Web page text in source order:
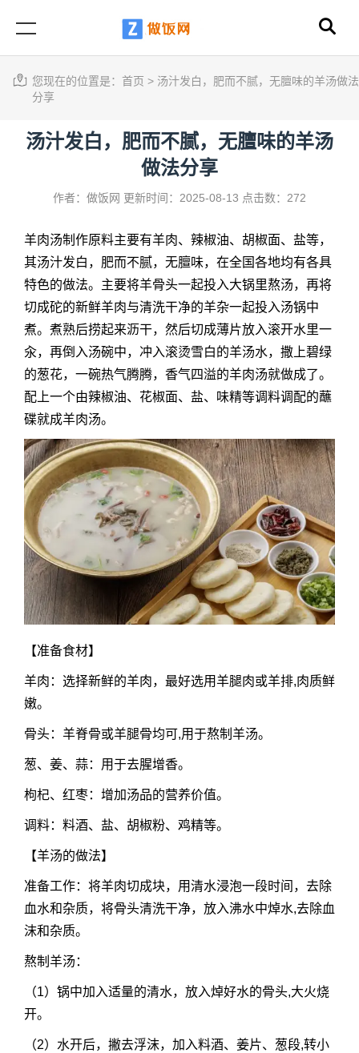
您现在的位置是： 首页 > 汤汁发白，肥而不腻，无膻味的羊汤做法
分享
汤汁发白，肥而不腻，无膻味的羊汤
做法分享
作者：做饭网 更新时间：2025-08-13 点击数：272
羊肉汤制作原料主要有羊肉、辣椒油、胡椒面、盐等，
其汤汁发白，肥而不腻，无膻味，在全国各地均有各具
特色的做法。主要将羊骨头一起投入大锅里熬汤，再将
切成砣的新鲜羊肉与清洗干净的羊杂一起投入汤锅中
煮。煮熟后捞起来沥干，然后切成薄片放入滚开水里一
汆，再倒入汤碗中，冲入滚烫雪白的羊汤水，撒上碧绿
的葱花，一碗热气腾腾，香气四溢的羊肉汤就做成了。
配上一个由辣椒油、花椒面、盐、味精等调料调配的蘸
碟就成羊肉汤。
【准备食材】
羊肉：选择新鲜的羊肉，最好选用羊腿肉或羊排,肉质鲜
嫩。
骨头：羊脊骨或羊腿骨均可,用于熬制羊汤。
葱、姜、蒜：用于去腥增香。
枸杞、红枣：增加汤品的营养价值。
调料：料酒、盐、胡椒粉、鸡精等。
【羊汤的做法】
准备工作：将羊肉切成块，用清水浸泡一段时间，去除
血水和杂质，将骨头清洗干净，放入沸水中焯水,去除血
沫和杂质。
熬制羊汤：
（1）锅中加入适量的清水，放入焯好水的骨头,大火烧
开。
（2）水开后，撇去浮沫，加入料酒、姜片、葱段,转小